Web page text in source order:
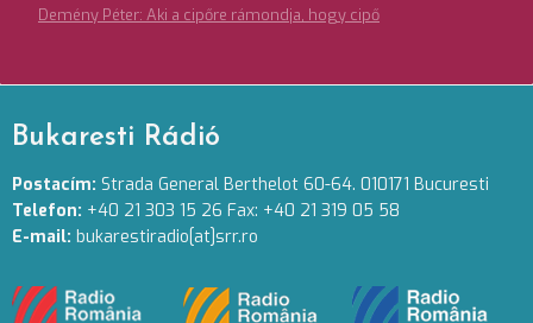
Demény Péter: Aki a cipőre rámondja, hogy cipő
Bukaresti Rádió
Postacím: Strada General Berthelot 60-64. 010171 Bucuresti
Telefon: +40 21 303 15 26 Fax: +40 21 319 05 58
E-mail: bukarestiradio[at]srr.ro